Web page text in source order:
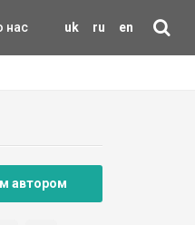
uk ru en
нас
автором